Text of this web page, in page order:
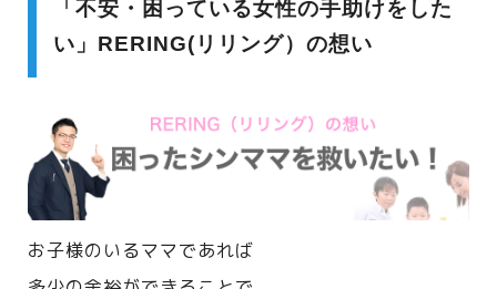
「不安・困っている女性の手助けをした
い」RERING(リリング）の想い
お子様のいるママであれば